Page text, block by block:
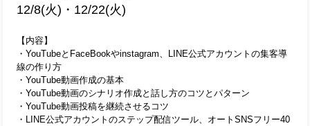
12/8(火)・12/22(火)
【内容】
・YouTubeとFaceBookやinstagram、LINE公式アカウントの集客導
線の作り方
・YouTube動画作成の基本
・YouTube動画のシナリオ作成と話し方のコツとパターン
・YouTube動画投稿を継続させるコツ
・LINE公式アカウントのステップ配信ツール、オートSNSフリー40